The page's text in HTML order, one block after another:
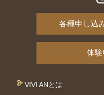
各種申し込
体験
VIVI ANとは